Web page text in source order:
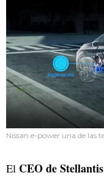
Nissan e-power una de las
El CEO de